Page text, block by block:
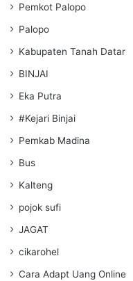
Pemkot Palopo
Palopo
Kabupaten Tanah Datar
BINJAI
Eka Putra
#Kejari Binjai
Pemkab Madina
Bus
Kalteng
pojok sufi
JAGAT
cikarohel
Cara Adapt Uang Online